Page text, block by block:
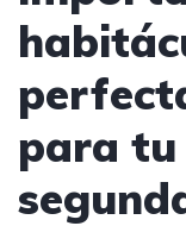
para tu